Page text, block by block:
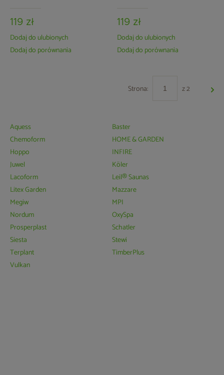
119 zł
Dodaj do ulubionych
Dodaj do porównania
119 zł
Dodaj do ulubionych
Dodaj do porównania
Strona: z 2
Aquess
Baster
Chemoform
HOME & GARDEN
Hoppo
INFIRE
Juwel
Köler
Lacoform
Leil® Saunas
Litex Garden
Mazzare
Megiw
MPI
Nordum
OxySpa
Prosperplast
Schatler
Siesta
Stewi
Terplant
TimberPlus
Vulkan